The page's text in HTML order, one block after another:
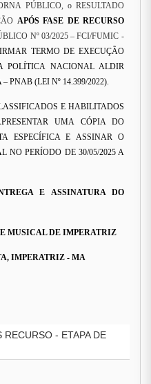
PÚBLICO, o RESULTADO
APÓS FASE DE RECURSO
Nº 03/2025 – FCI/FUMIC -
TERMO DE EXECUÇÃO
POLÍTICA NACIONAL ALDIR
PNAB (LEI Nº 14.399/2022).
E HABILITADOS
UMA CÓPIA DO
ESPECÍFICA E ASSINAR O
NO PERÍODO DE 30/05/2025 A
E ASSINATURA DO
MUSICAL DE IMPERATRIZ
IMPERATRIZ - MA
RECURSO - ETAPA DE